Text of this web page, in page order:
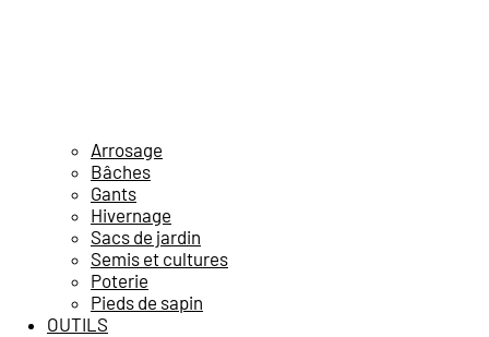
Arrosage
Bâches
Gants
Hivernage
Sacs de jardin
Semis et cultures
Poterie
Pieds de sapin
OUTILS